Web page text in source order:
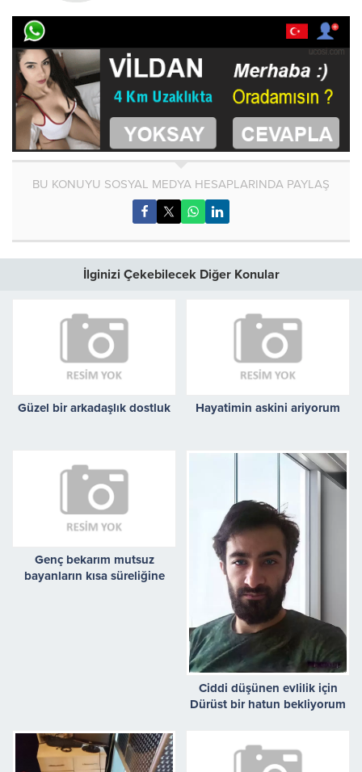
BU KONUYU SOSYAL MEDYA HESAPLARINDA PAYLAŞ
İlginizi Çekebilecek Diğer Konular
Güzel bir arkadaşlık dostluk Hayatimin askini ariyorum
Genç bekarım mutsuz
bayanların kısa süreliğine
Ciddi düşünen evlilik için
Dürüst bir hatun bekliyorum